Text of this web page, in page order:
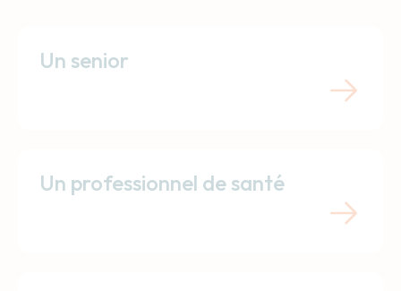
Un senior
Un professionnel de santé